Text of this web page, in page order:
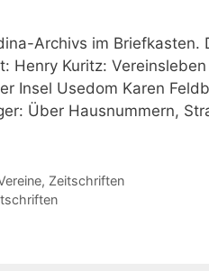
Archivs im
Henry Kuritz:
Insel Usedom Karen
Über Hausnummern,
, Zeitschriften